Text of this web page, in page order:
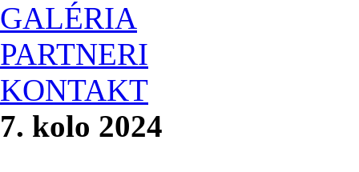
GALÉRIA
PARTNERI
KONTAKT
7. kolo 2024